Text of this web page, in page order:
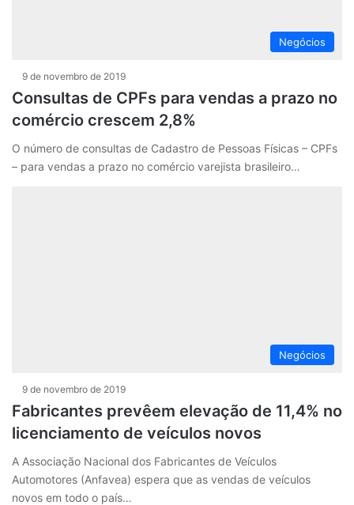
Negócios
9 de novembro de 2019
Consultas de CPFs para vendas a prazo no
comércio crescem 2,8%
O número de consultas de Cadastro de Pessoas Físicas – CPFs
– para vendas a prazo no comércio varejista brasileiro…
Negócios
9 de novembro de 2019
Fabricantes prevêem elevação de 11,4% no
licenciamento de veículos novos
A Associação Nacional dos Fabricantes de Veículos
Automotores (Anfavea) espera que as vendas de veículos
novos em todo o país…